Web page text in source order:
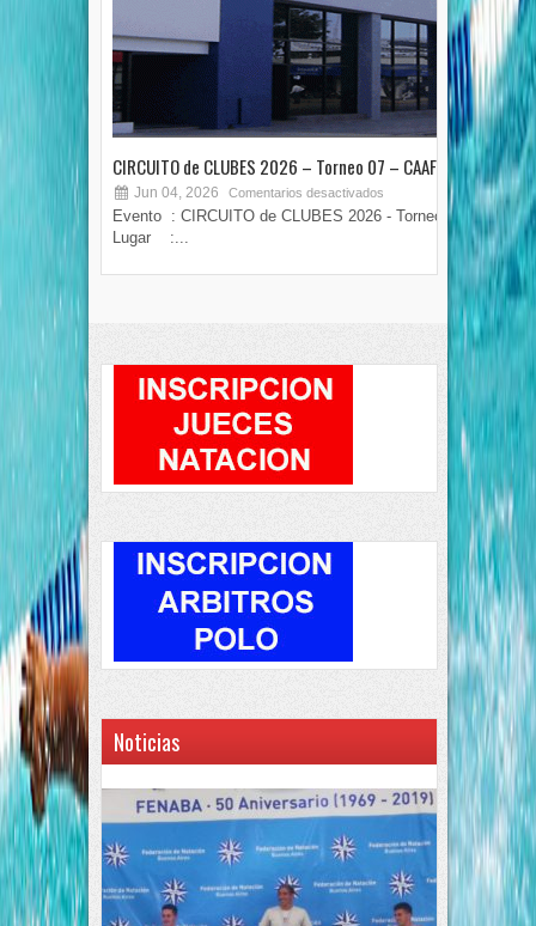
CIRCUITO de CLUBES 2026 – Torneo 07 – CAAF
Jun 04, 2026 Comentarios desactivados
Evento : CIRCUITO de CLUBES 2026 - Torneo 07
Lugar :...
Noticias